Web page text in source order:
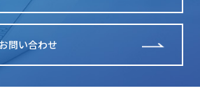
問い合わせ